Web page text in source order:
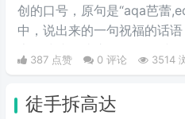
创的口号，原句是“aqa芭蕾
中，说出来的一句祝福的话
主播这话的含义，据他解释
洗脑，所以此梗就越来越火
387 点赞 0 评论 3514
徒手拆高达